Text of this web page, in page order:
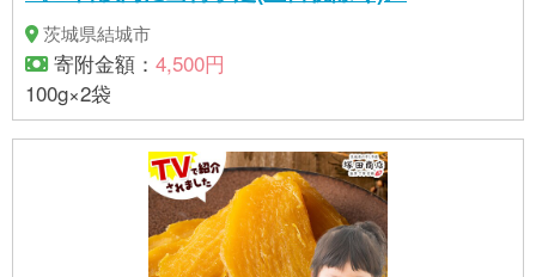
茨城県結城市
寄附金額： 4,500円
100g×2袋